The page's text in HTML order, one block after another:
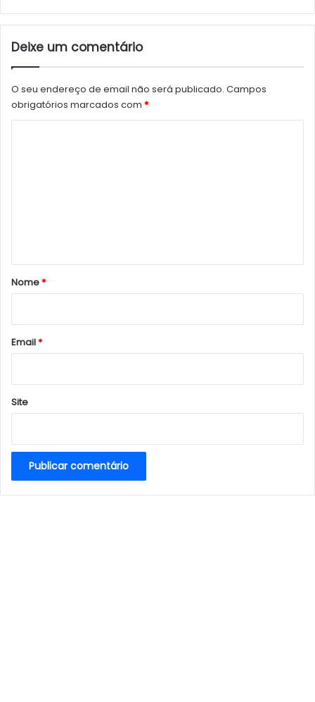
Deixe um comentário
O seu endereço de email não será publicado. Campos
obrigatórios marcados com *
r
*
Nome*
Email*
Site